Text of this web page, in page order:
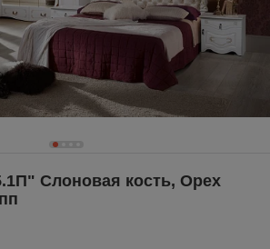
Слоновая кость, Орех